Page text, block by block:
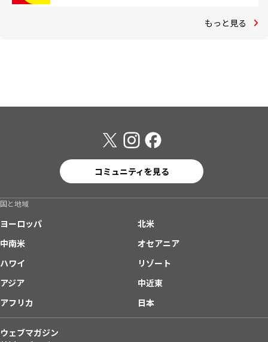
もっと見る
コミュニティを見る
国と地域
ヨーロッパ
北米
中南米
オセアニア
ハワイ
リゾート
アジア
中近東
アフリカ
日本
ウェブマガジン